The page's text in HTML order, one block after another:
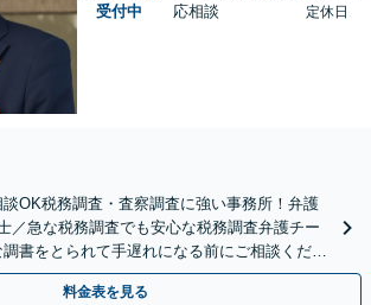
受付中
応相談
定休日
談OK税務調査・査察調査に強い事務所！弁護
／急な税務調査でも安心な税務調査弁護チー
書をとられて手遅れになる前にご相談くださ
料金表を見る